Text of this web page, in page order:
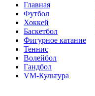
Главная
Футбол
Хоккей
Баскетбол
Фигурное катание
Теннис
Волейбол
Гандбол
VM-Культура